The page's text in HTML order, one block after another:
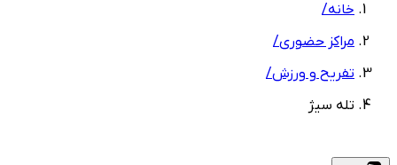
خانه/
مراکز حضوری/
تفریح و ورزش/
تله سیژ